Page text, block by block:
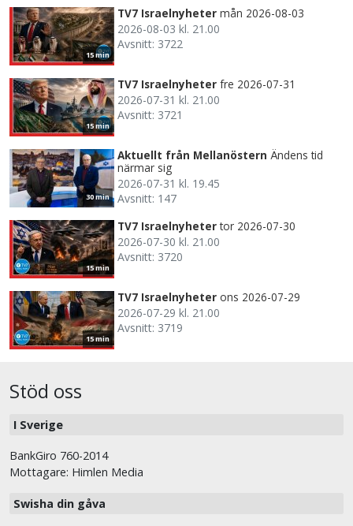
15 min
TV7 Israelnyheter mån 2026-08-03
2026-08-03 kl. 21.00
Avsnitt: 3722
15 min
TV7 Israelnyheter fre 2026-07-31
2026-07-31 kl. 21.00
Avsnitt: 3721
30 min
Aktuellt från Mellanöstern Ändens tid
närmar sig
2026-07-31 kl. 19.45
Avsnitt: 147
15 min
TV7 Israelnyheter tor 2026-07-30
2026-07-30 kl. 21.00
Avsnitt: 3720
15 min
TV7 Israelnyheter ons 2026-07-29
2026-07-29 kl. 21.00
Avsnitt: 3719
Stöd oss
I Sverige
BankGiro 760-2014
Mottagare: Himlen Media
Swisha din gåva